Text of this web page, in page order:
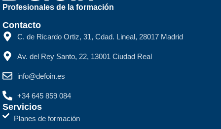
Profesionales de la formación
Contacto
C. de Ricardo Ortiz, 31, Cdad. Lineal, 28017 Madrid
Av. del Rey Santo, 22, 13001 Ciudad Real
info@defoin.es
+34 645 859 084
Servicios
Planes de formación